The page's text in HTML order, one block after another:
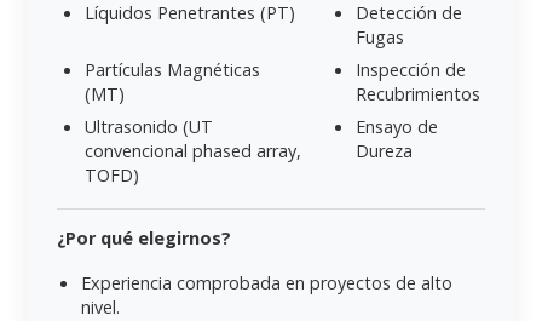
Líquidos Penetrantes (PT)
Detección de
Fugas
Partículas Magnéticas
(MT)
Inspección de
Recubrimientos
Ultrasonido (UT
convencional phased array,
TOFD)
Ensayo de
Dureza
¿Por qué elegirnos?
Experiencia comprobada en proyectos de alto
nivel.